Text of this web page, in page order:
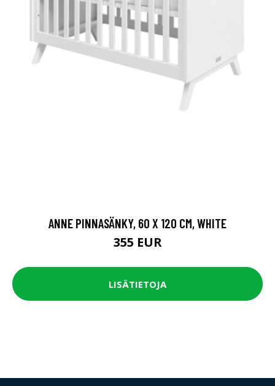
ANNE PINNASÄNKY, 60 X 120 CM, WHITE
355 EUR
LISÄTIETOJA